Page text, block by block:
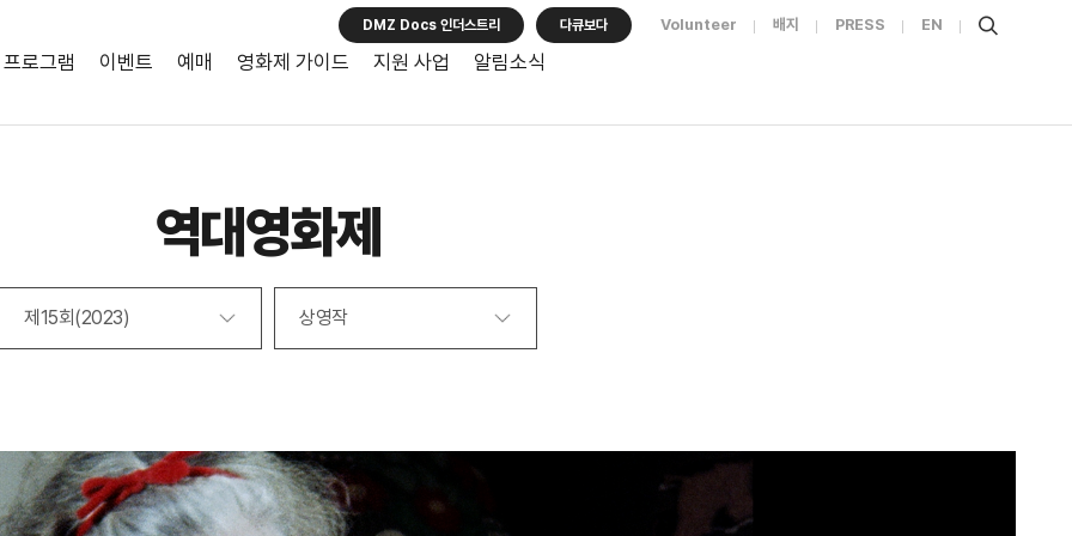
프로그램 이벤트 예매 영화제 가이드 지원 사업 알림소식
DMZ Docs 인더스트리 다큐보다 Volunteer 배지 PRESS EN
역대영화제
제15회(2023) 상영작